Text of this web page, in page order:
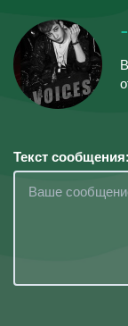
Текст сообщения: